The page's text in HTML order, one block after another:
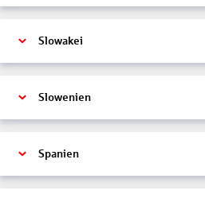
Slowakei
Slowenien
Spanien